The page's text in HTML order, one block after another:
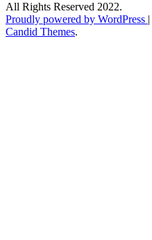
All Rights Reserved 2022.
Proudly powered by WordPress |
Candid Themes.